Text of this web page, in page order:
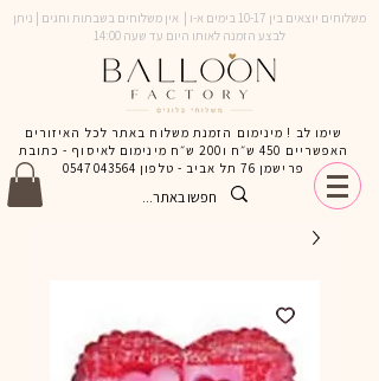
משלוחים יוצאים בין 10-17 בימים א-ו | אין משלוחים בשבתות וחגים | ניתן
לבצע הזמנה לאותו היום עד שעה 14:00
שימו לב ! מינימום הזמנת משלוח באתר לכל האיזורים
האפשריים 450 ש״ח ו200 ש״ח מינימום לאיסוף - כתובת
פרישמן 76 תל אביב - טלפון
0547043564